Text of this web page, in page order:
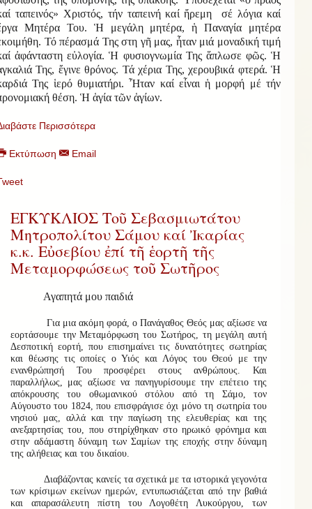
ταπεινός» Χριστός, τήν ταπεινή καί ἤρεμη σέ λόγια καί
Μητέρα Του. Ἡ μεγάλη μητέρα, ἡ Παναγία μητέρα
Τό πέρασμά Της στη γῆ μας, ἦταν μιά μοναδική τιμή
ἀφάνταστη εὐλογία. Ἡ φυσιογνωμία Της ἅπλωσε φῶς. Ἡ
Της, ἔγινε θρόνος. Τά χέρια Της, χερουβικά φτερά. Ἡ
Της ἱερό θυμιατήρι. Ἦταν καί εἶναι ἡ μορφή μέ τήν
θέση. Ἡ ἁγία τῶν ἁγίων.
Περισσότερα
Εκτύπωση Email
ΕΓΚΥΚΛΙΟΣ Τοῦ Σεβασμιωτάτου
Μητροπολίτου Σάμου καί Ἰκαρίας
κ.κ. Εὐσεβίου ἐπί τῆ ἑορτῆ τῆς
Μεταμορφώσεως τοῦ Σωτῆρος
Αγαπητά μου παιδιά
Για μια ακόμη φορά, ο Πανάγαθος Θεός μας αξίωσε να
εορτάσουμε την Μεταμόρφωση του Σωτήρος, τη μεγάλη αυτή
Δεσποτική εορτή, που επισημαίνει τις δυνατότητες σωτηρίας
και θέωσης τις οποίες ο Υιός και Λόγος του Θεού με την
ενανθρώπησή Του προσφέρει στους ανθρώπους. Και
παραλλήλως, μας αξίωσε να πανηγυρίσουμε την επέτειο της
απόκρουσης του οθωμανικού στόλου από τη Σάμο, τον
Αύγουστο του 1824, που επισφράγισε όχι μόνο τη σωτηρία του
νησιού μας, αλλά και την παγίωση της ελευθερίας και της
ανεξαρτησίας του, που στηρίχθηκαν στο ηρωικό φρόνημα και
στην αδάμαστη δύναμη των Σαμίων της εποχής στην δύναμη
της αλήθειας και του δικαίου.
Διαβάζοντας κανείς τα σχετικά με τα ιστορικά γεγονότα
των κρίσιμων εκείνων ημερών, εντυπωσιάζεται από την βαθιά
και απαρασάλευτη πίστη του Λογοθέτη Λυκούργου, των